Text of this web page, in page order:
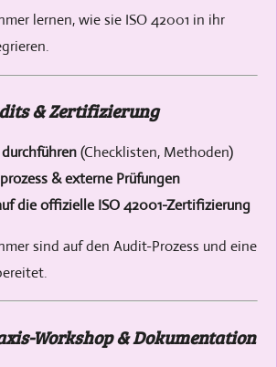
lernen, wie sie ISO 42001 in ihr
& Zertifizierung
(Checklisten, Methoden)
& externe Prüfungen
die offizielle ISO 42001-Zertifizierung
sind auf den Audit-Prozess und eine
Workshop & Dokumentation